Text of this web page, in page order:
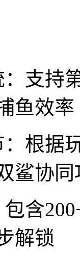
支持
鱼效率
根据
鲨协
含
解锁